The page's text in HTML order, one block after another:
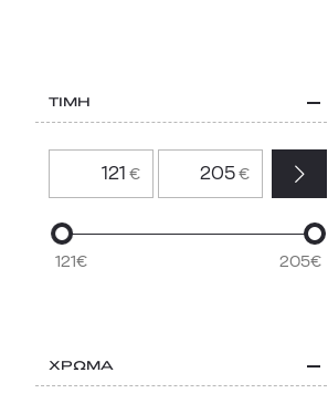
ΤΙΜΗ
€ €
121€ 205€
ΧΡΩΜΑ